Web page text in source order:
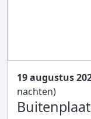
19 augustus
nachten)